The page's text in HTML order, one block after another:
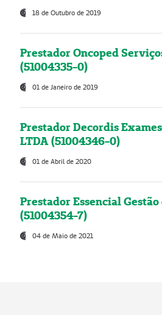
18 de Outubro de 2019
Prestador Oncoped
(51004335-0)
01 de Janeiro de 2019
Prestador Decordis
LTDA (51004346-0)
01 de Abril de 2020
Prestador Essencial
(51004354-7)
04 de Maio de 2021